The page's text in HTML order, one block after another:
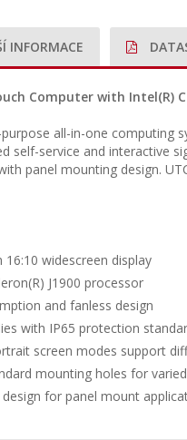
INFORMACE
Computer with Intel(R)
all-in-one computing
self-service and interactive
panel mounting design.
widescreen display
J1900 processor
and fanless design
with IP65 protection
screen modes support
mounting holes for
for panel mount